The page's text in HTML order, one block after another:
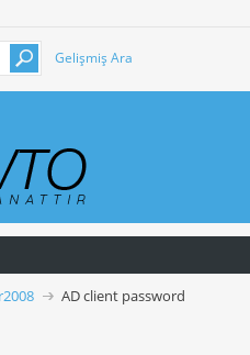
Gelişmiş Ara
AD client password